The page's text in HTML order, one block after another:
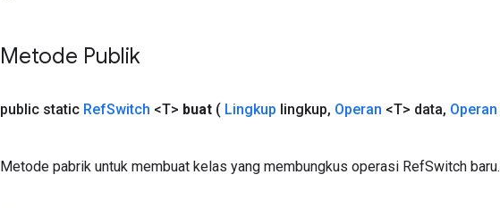
Metode Publik
public static RefSwitch <T> buat ( Lingkup lingkup, Operan <T> data, Operan
Metode pabrik untuk membuat kelas yang membungkus operasi RefSwitch baru.